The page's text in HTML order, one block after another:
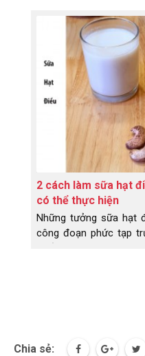
đến việc giảm 7%
một tuần để giảm
giảm 15% Và bảy lần
20%.
2 cách làm sữa hạt
có thể thực hiện
Những tưởng sữa hạt
công đoạn phức tạp
Chia sẻ: